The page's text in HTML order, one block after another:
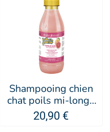
Shampooing chien
chat poils mi-longs
pamplemousse rose
IV SAN BERNARD
20,90 €